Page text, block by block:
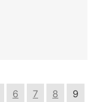
6 7 8 9